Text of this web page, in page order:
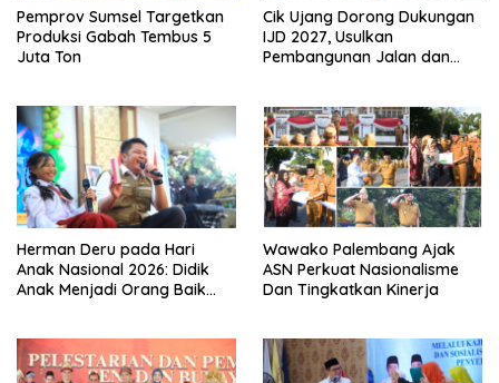
Pemprov Sumsel Targetkan
Produksi Gabah Tembus 5
Juta Ton
Cik Ujang Dorong Dukungan
IJD 2027, Usulkan
Pembangunan Jalan dan
Herman Deru pada Hari
Anak Nasional 2026: Didik
Anak Menjadi Orang Baik
Wawako Palembang Ajak
ASN Perkuat Nasionalisme
Dan Tingkatkan Kinerja